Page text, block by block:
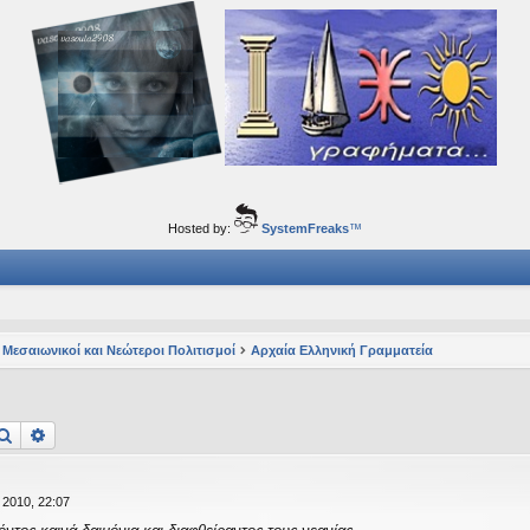
ταξίδια του νού...
Hosted by: SystemFreaks™
και Νεώτεροι Πολιτισμοί Αρχαία Ελληνική Γραμματεία
Αναζήτηση
22:07